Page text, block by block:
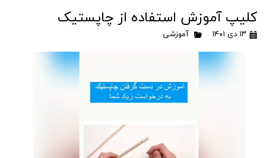
کلیپ آموزش استفاده از چاپستیک
۱۳ دی ۱۴۰۱ آموزشی